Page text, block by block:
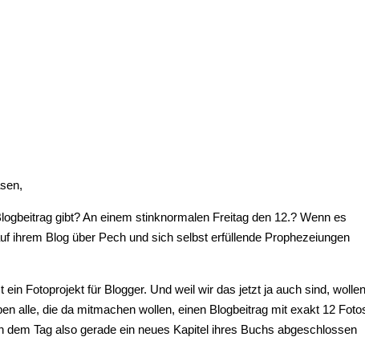
gibt? An einem stinknormalen Freitag den 12.? Wenn es
ihrem Blog über Pech und sich selbst erfüllende Prophezeiungen
Fotoprojekt für Blogger. Und weil wir das jetzt ja auch sind, wollen
alle, die da mitmachen wollen, einen Blogbeitrag mit exakt 12
Tag also gerade ein neues Kapitel ihres Buchs abgeschlossen